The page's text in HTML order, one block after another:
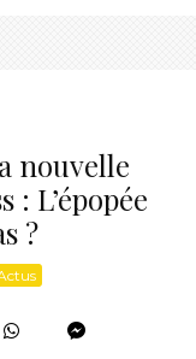
nouvelle
: L’épopée
?